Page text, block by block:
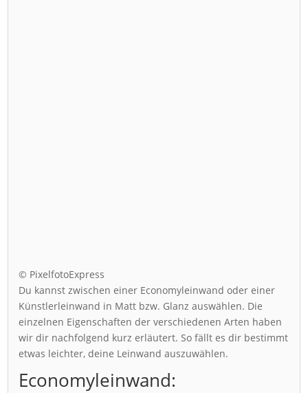
© PixelfotoExpress
Du kannst zwischen einer Economyleinwand oder einer
Künstlerleinwand in Matt bzw. Glanz auswählen. Die
einzelnen Eigenschaften der verschiedenen Arten haben
wir dir nachfolgend kurz erläutert. So fällt es dir bestimmt
etwas leichter, deine Leinwand auszuwählen.
Economyleinwand: